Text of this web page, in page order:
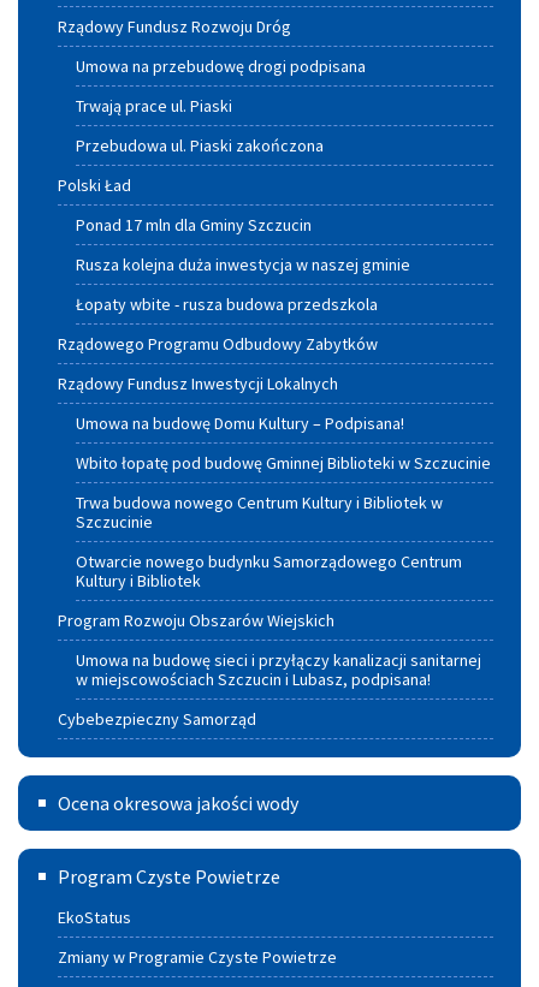
Rządowy Fundusz Rozwoju Dróg
Umowa na przebudowę drogi podpisana
Trwają prace ul. Piaski
Przebudowa ul. Piaski zakończona
Polski Ład
Ponad 17 mln dla Gminy Szczucin
Rusza kolejna duża inwestycja w naszej gminie
Łopaty wbite - rusza budowa przedszkola
Rządowego Programu Odbudowy Zabytków
Rządowy Fundusz Inwestycji Lokalnych
Umowa na budowę Domu Kultury – Podpisana!
Wbito łopatę pod budowę Gminnej Biblioteki w Szczucinie
Trwa budowa nowego Centrum Kultury i Bibliotek w
Szczucinie
Otwarcie nowego budynku Samorządowego Centrum
Kultury i Bibliotek
Program Rozwoju Obszarów Wiejskich
Umowa na budowę sieci i przyłączy kanalizacji sanitarnej
w miejscowościach Szczucin i Lubasz, podpisana!
Cybebezpieczny Samorząd
Ocena
okresowa
jakości
wody
Ocena okresowa jakości wody
Program
czyste
powietrze
Program Czyste Powietrze
EkoStatus
Zmiany w Programie Czyste Powietrze